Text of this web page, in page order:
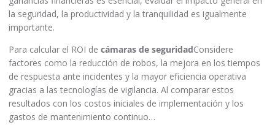
la seguridad, la productividad y la tranquilidad es igualmente
importante.
Para calcular el ROI de cámaras de seguridadConsidere
factores como la reducción de robos, la mejora en los tiempos
de respuesta ante incidentes y la mayor eficiencia operativa
gracias a las tecnologías de vigilancia. Al comparar estos
resultados con los costos iniciales de implementación y los
gastos de mantenimiento continuo…